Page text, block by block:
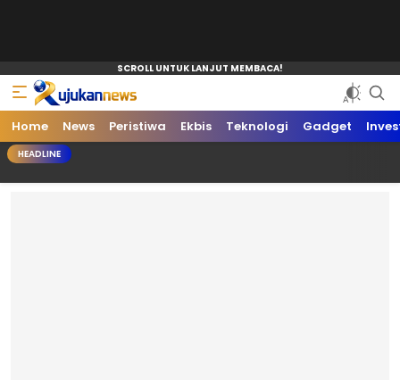
Home News Peristiwa Ekbis Teknologi Gadget
HEADLINE